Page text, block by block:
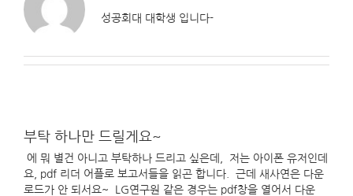
성공회대 대학생 입니다-
부탁 하나만 드릴게요~
에 뭐 별건 아니고 부탁하나 드리고 싶은데, 저는 아이폰 유저인데
요, pdf 리더 어플로 보고서들을 읽곤 합니다. 근데 새사연은 다운
로드가 안 되서요~ LG연구원 같은 경우는 pdf창을 열어서 다운